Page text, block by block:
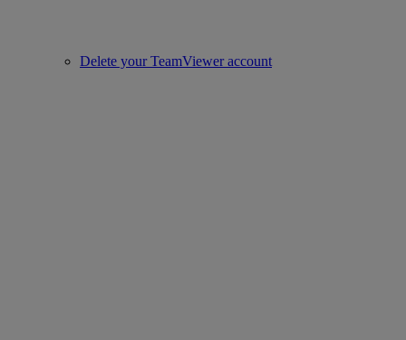
Delete your TeamViewer account